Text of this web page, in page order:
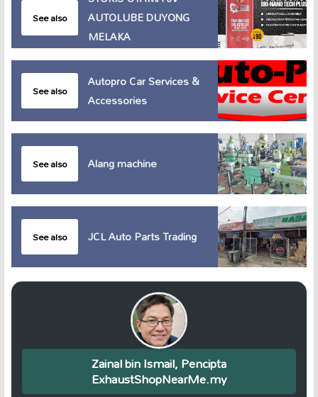
See also
AUTOLUBE DUYONG
MELAKA
See also
Autopro Car Services &
Accessories
See also Alang machine
See also JCL Auto Parts Trading
Zainal bin Ismail, Pencipta
ExhaustShopNearMe.my